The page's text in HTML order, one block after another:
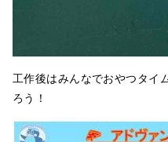
工作後はみんなでおやつタイ
ろう！